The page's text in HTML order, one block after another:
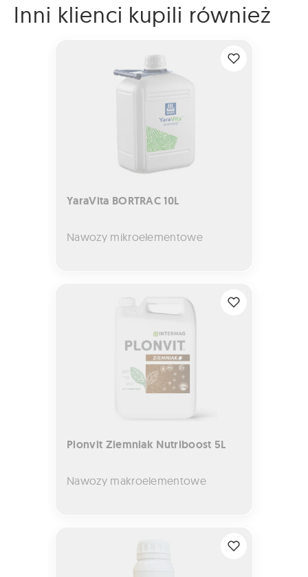
Inni klienci kupili również
YaraVita BORTRAC 10L
Nawozy mikroelementowe
Plonvit Ziemniak Nutriboost 5L
Nawozy makroelementowe